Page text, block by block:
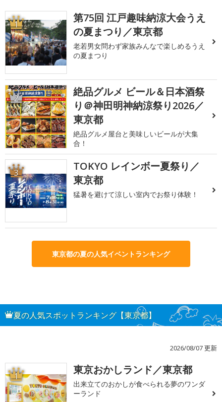
1
第75回 江戸趣味納涼大会うえ
の夏まつり／東京都
老若男女問わず家族みんなで楽しめるうえ
の夏まつり
2
絶品グルメ ビール＆日本酒祭
り＠神田明神納涼祭り2026／
東京都
絶品グルメ屋台と美味しいビールが大集
合！
3
TOKYO レインボー夏祭り／
東京都
猛暑を避けて涼しい室内でお祭り体験！
東京都の夏の人気イベントランキング
夏の人気スポットランキング【東京都】
2026/08/07 更新
1 東京おかしランド／東京都
出来立てのおかしが食べられる夢のワンダ
ーランド